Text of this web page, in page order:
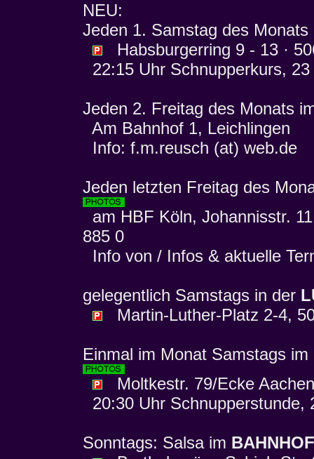
NEU:
Jeden 1. Samstag des
Habsburgerring 9 - 13 ·
22:15 Uhr Schnupperkurs,
Jeden 2. Freitag des Monats
Am Bahnhof 1, Leichlingen
Info: f.m.reusch (at) web.de
Jeden letzten Freitag des
am HBF Köln, Johannisstr.
885 0
Info von / Infos & aktuelle
gelegentlich Samstags in der
Martin-Luther-Platz 2-4,
Einmal im Monat Samstags im
Moltkestr. 79/Ecke
20:30 Uhr Schnupperstunde,
Sonntags: Salsa im